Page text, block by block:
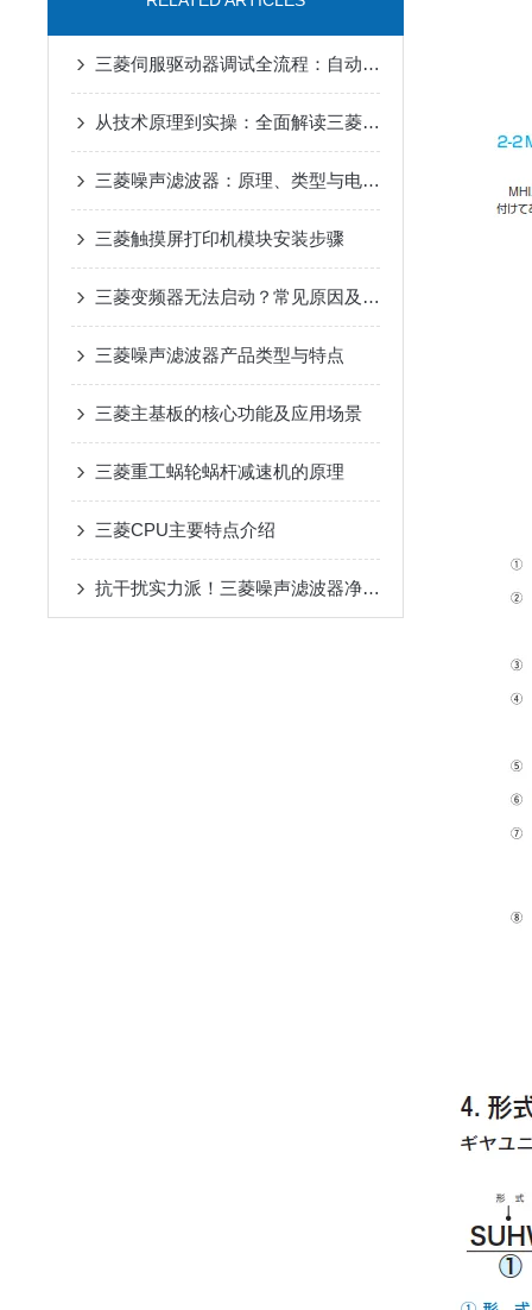
三菱伺服驱动器调试全流程：自动增益、共振抑制参数设置详解
从技术原理到实操：全面解读三菱伺服驱动器的性能优势
三菱噪声滤波器：原理、类型与电磁干扰抑制核心优势解析
三菱触摸屏打印机模块安装步骤
三菱变频器无法启动？常见原因及解决办法
三菱噪声滤波器产品类型与特点
三菱主基板的核心功能及应用场景
三菱重工蜗轮蜗杆减速机的原理
三菱CPU主要特点介绍
抗干扰实力派！三菱噪声滤波器净化电路环境